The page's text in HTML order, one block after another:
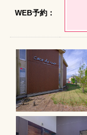
WEB予約：